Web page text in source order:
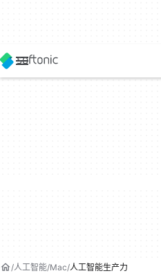
人工智能 Mac 人工智能生产力